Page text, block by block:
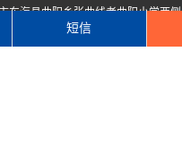
东海县曲阳乡张曲线老曲阳小学西
© 2022 江苏慧峰达智能装备有限
短信